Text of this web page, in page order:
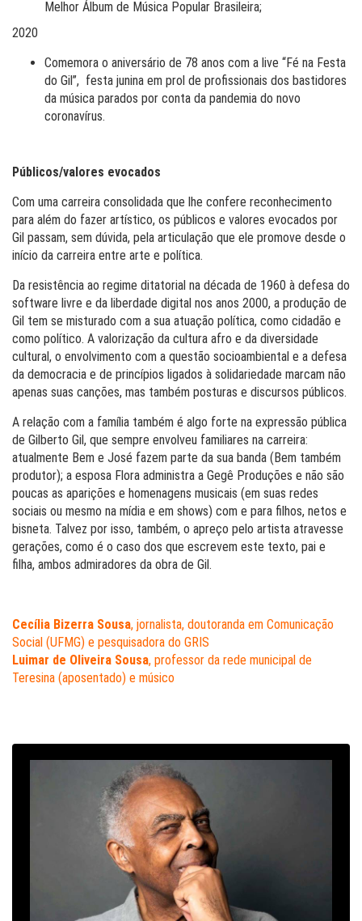
Melhor Álbum de Música Popular Brasileira;
2020
Comemora o aniversário de 78 anos com a live “Fé na Festa
do Gil”, festa junina em prol de profissionais dos bastidores
da música parados por conta da pandemia do novo
coronavírus.
Públicos/valores evocados
Com uma carreira consolidada que lhe confere reconhecimento
para além do fazer artístico, os públicos e valores evocados por
Gil passam, sem dúvida, pela articulação que ele promove desde o
início da carreira entre arte e política.
Da resistência ao regime ditatorial na década de 1960 à defesa do
software livre e da liberdade digital nos anos 2000, a produção de
Gil tem se misturado com a sua atuação política, como cidadão e
como político. A valorização da cultura afro e da diversidade
cultural, o envolvimento com a questão socioambiental e a defesa
da democracia e de princípios ligados à solidariedade marcam não
apenas suas canções, mas também posturas e discursos públicos.
A relação com a família também é algo forte na expressão pública
de Gilberto Gil, que sempre envolveu familiares na carreira:
atualmente Bem e José fazem parte da sua banda (Bem também
produtor); a esposa Flora administra a Gegê Produções e não são
poucas as aparições e homenagens musicais (em suas redes
sociais ou mesmo na mídia e em shows) com e para filhos, netos e
bisneta. Talvez por isso, também, o apreço pelo artista atravesse
gerações, como é o caso dos que escrevem este texto, pai e
filha, ambos admiradores da obra de Gil.
Cecília Bizerra Sousa, jornalista, doutoranda em Comunicação
Social (UFMG) e pesquisadora do GRIS
Luimar de Oliveira Sousa, professor da rede municipal de
Teresina (aposentado) e músico